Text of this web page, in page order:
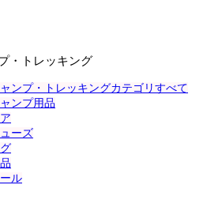
・トレッキング
ンプ・トレッキングカテゴリすべて
ンプ用品
ーズ
ル